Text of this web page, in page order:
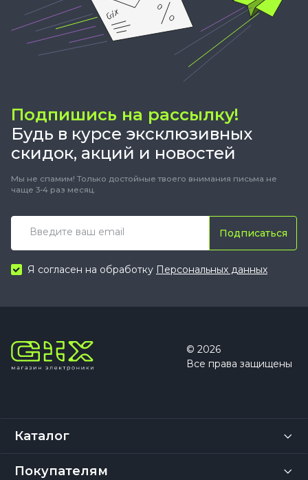
Подпишись на рассылку!
Будь в курсе эксклюзивных
скидок, акций и новостей
Мы не спамим! Только достойные твоего внимания письма не
чаще 3-4 раз месяц.
Подписаться
Я согласен на обработку Персональных данных
© 2026
Все права защищены
Каталог
Покупателям